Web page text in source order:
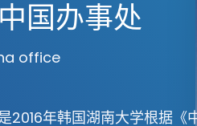
国办事处
office
2016年韩国湖南大学根据《